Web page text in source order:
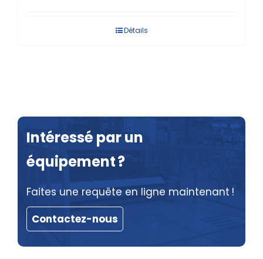
Détails
Intéressé par un
équipement ?
Faites une requête en ligne maintenant !
Contactez-nous